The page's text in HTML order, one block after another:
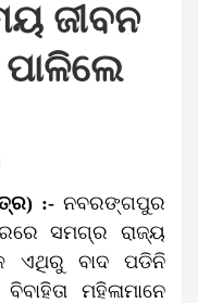
ଜୀବନ
ପାଳିଲେ
:- ନବରଙ୍ଗପୁର
ସମଗ୍ର ରାଜ୍ୟ
ଏଥିରୁ ବାଦ ପଡିନି
ମହିଳାମାନେ